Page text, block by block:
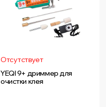
Отсутствует
YEQI 9+ дриммер для
очистки клея